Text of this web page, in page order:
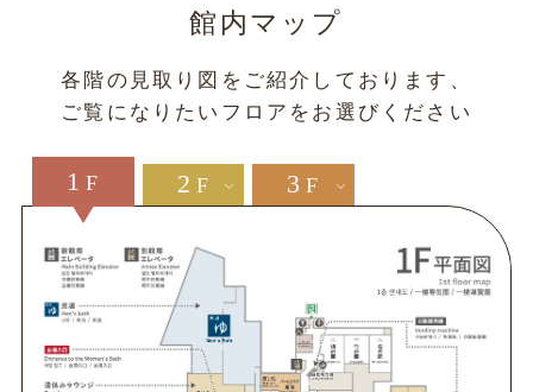
館内マップ
各階の見取り図をご紹介しております、
ご覧になりたいフロアをお選びください
1 F 2 F 3 F